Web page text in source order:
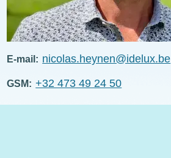
E-mail nicolas.heynen@idelux.be
GSM +32 473 49 24 50